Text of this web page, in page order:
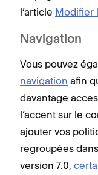
l’article Modifier
Navigation
Vous pouvez
navigation afin
davantage
l’accent sur le
ajouter vos
regroupées
version 7.0,